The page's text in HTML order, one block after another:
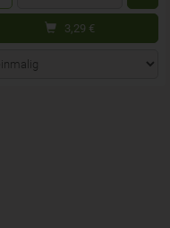
3,29 €